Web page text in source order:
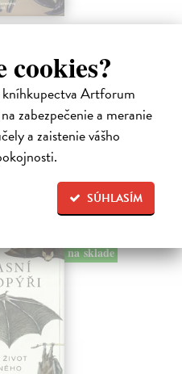
cookies?
Artforum
zabezpečenie a meranie
a zaistenie vášho
SÚHLASÍM
je stejně podivuhodný jako
tvory fantastických tvarů,
kteří přežívají díky strategiím…
zasielame do 12 dní od
na sklade